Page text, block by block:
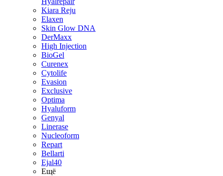
Kiara Reju
Elaxen
Skin Glow DNA
DerMaxx
High Injection
BioGel
Curenex
Cytolife
Evasion
Exclusive
Optima
Hyaluform
Genyal
Linerase
Nucleoform
Repart
Bellarti
Ejal40
Ещё